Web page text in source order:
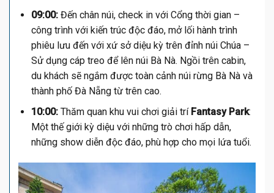
09:00:Đến chân núi, check in với Cổng thời gian –
công trình với kiến trúc độc đáo, mở lối hành trình
phiêu lưu đến với xứ sở diệu kỳ trên đỉnh núi Chúa –
Sử dụng cáp treo để lên núi Bà Nà. Ngồi trên cabin,
du khách sẽ ngắm được toàn cảnh núi rừng Bà Nà và
thành phố Đà Nẵng từ trên cao.
10:00:Thăm quan khu vui chơi giải trí Fantasy Park:
Một thế giới kỳ diệu với những trò chơi hấp dẫn,
những show diễn độc đáo, phù hợp cho mọi lứa tuổi.